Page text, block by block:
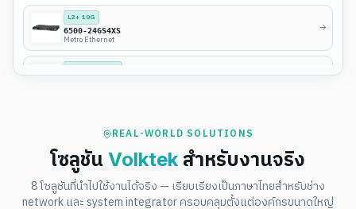
L2+ 10G
6500-24GS4XS
Metro Ethernet
POE+ GIGABIT
REAL-WORLD SOLUTIONS
โซลูชัน Volktek สำหรับงานจริง
8 โซลูชันที่นำไปใช้งานได้จริง — เรียบเรียงเป็นภาษาไทยสำหรับช่าง
network และ system integrator ครอบคลุมตั้งแต่องค์กรขนาดใหญ่